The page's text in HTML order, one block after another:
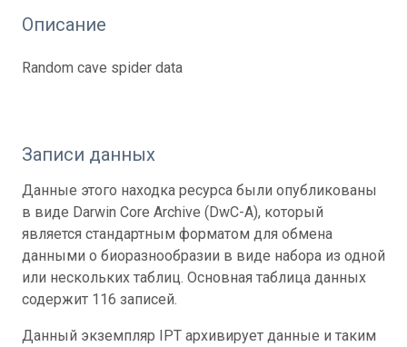
Описание
Random cave spider data
Записи данных
Данные этого находка ресурса были опубликованы
в виде Darwin Core Archive (DwC-A), который
является стандартным форматом для обмена
данными о биоразнообразии в виде набора из одной
или нескольких таблиц. Основная таблица данных
содержит 116 записей.
Данный экземпляр IPT архивирует данные и таким